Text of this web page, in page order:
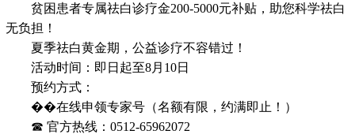
贫困患者专属祛白诊疗金200-5000元补贴，助您科学祛白
无负担！
夏季祛白黄金期，公益诊疗不容错过！
活动时间：即日起至8月10日
预约方式：
��在线申领专家号（名额有限，约满即止！）
☎ 官方热线：0512-65962072